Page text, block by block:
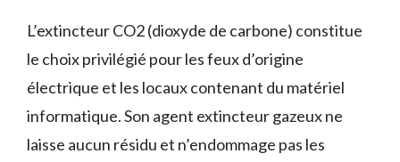
L’extincteur CO2 (dioxyde de carbone) constitue
le choix privilégié pour les feux d’origine
électrique et les locaux contenant du matériel
informatique. Son agent extincteur gazeux ne
laisse aucun résidu et n’endommage pas les